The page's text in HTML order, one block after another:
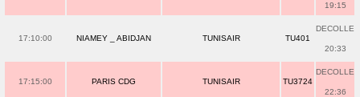
19:15
17:10:00 NIAMEY _ ABIDJAN TUNISAIR TU401
DECOLLE
20:33
17:15:00 PARIS CDG TUNISAIR TU3724
DECOLLE
22:36